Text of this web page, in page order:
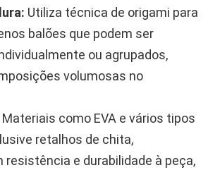
Utiliza técnica de origami para
balões que podem ser
ou agrupados,
volumosas no
como EVA e vários tipos
retalhos de chita,
resistência e durabilidade à peça,